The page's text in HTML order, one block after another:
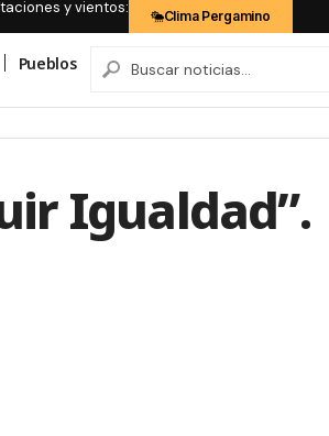
y vientos: Clima Pergamino
Pueblos
Igualdad”.